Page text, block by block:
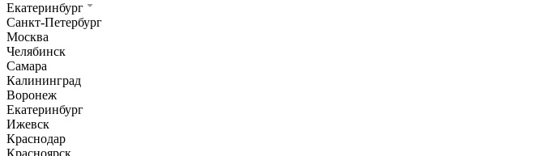
Екатеринбург
Санкт-Петербург
Москва
Челябинск
Самара
Калининград
Воронеж
Екатеринбург
Ижевск
Краснодар
Красноярск